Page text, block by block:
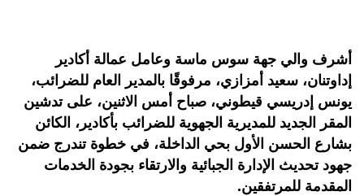
أشرف والي جهة سوس ماسة وعامل عمالة أكادير
إداوتنان، سعيد أمزازي، مرفوقًا بالمدير العام للضرائب،
يونس إدريسي قيطوني، صباح أمس الاثنين، على تدشين
المقر الجديد للمديرية الجهوية للضرائب بأكادير، الكائن
بشارع الحسن الأول بحي الداخلة، في خطوة تندرج ضمن
جهود تحديث الإدارة الجبائية والارتقاء بجودة الخدمات
المقدمة للمرتفقين.